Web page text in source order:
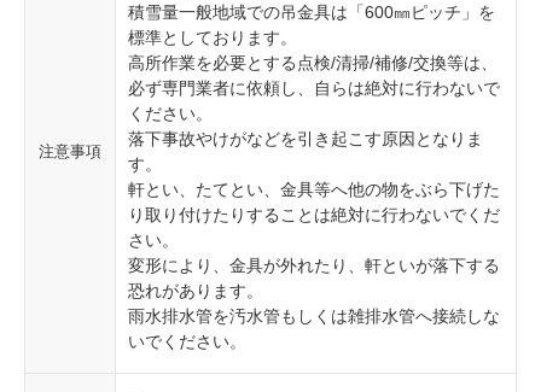
注意事項
積雪量一般地域での吊金具は「600㎜ピッチ」を
標準としております。
高所作業を必要とする点検/清掃/補修/交換等は、
必ず専門業者に依頼し、自らは絶対に行わないで
ください。
落下事故やけがなどを引き起こす原因となりま
す。
軒とい、たてとい、金具等へ他の物をぶら下げた
り取り付けたりすることは絶対に行わないでくだ
さい。
変形により、金具が外れたり、軒といが落下する
恐れがあります。
雨水排水管を汚水管もしくは雑排水管へ接続しな
いでください。